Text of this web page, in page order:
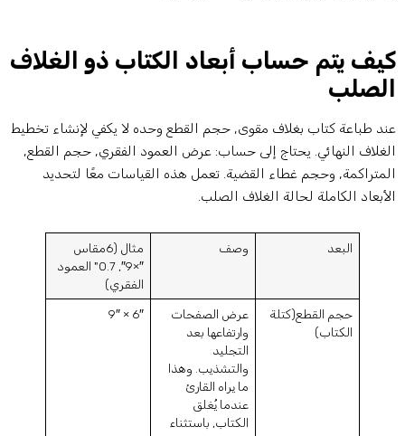
يتم حساب أبعاد الكتاب ذو الغلاف
طباعة كتاب بغلاف مقوى, حجم القطع وحده لا يكفي لإنشاء تخطيط
النهائي. يحتاج إلى حساب: عرض العمود الفقري, حجم القطع,
وحجم غطاء القضية. تعمل هذه القياسات معًا لتحديد
الكاملة لحالة الغلاف الصلب.
البعد وصف
مثال (6مقاس
″×9″, 0.7" العمود
الفقري)
حجم القطع(كتلة
الكتاب)
عرض الصفحات
وارتفاعها بعد
التجليد
والتشذيب. وهذا
ما يراه القارئ
عندما يُغلق
الكتاب, باستثناء